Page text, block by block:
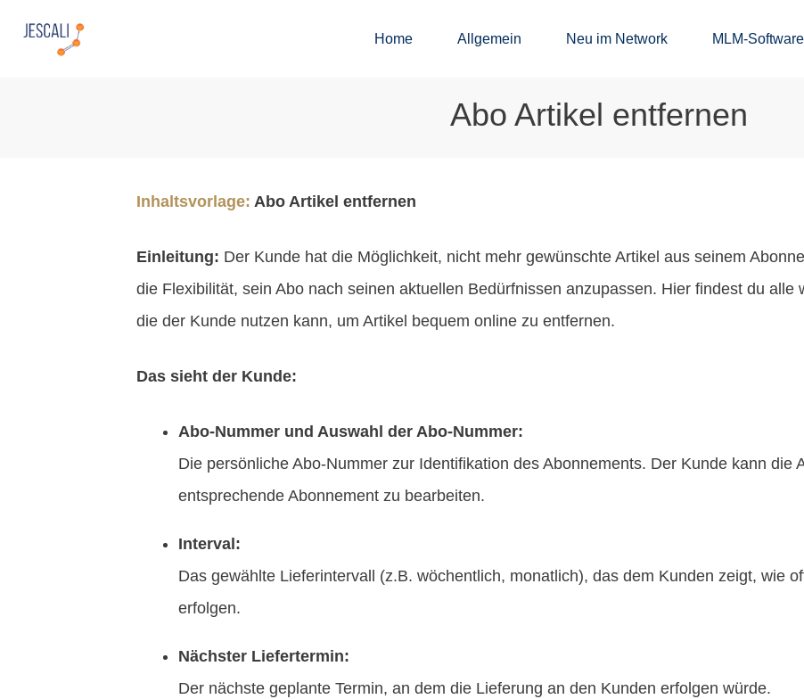
Home Allgemein Neu im Network MLM-Software
Abo Artikel entfernen
Inhaltsvorlage: Abo Artikel entfernen
Einleitung: Der Kunde hat die Möglichkeit, nicht mehr gewünschte Artikel aus seinem
die Flexibilität, sein Abo nach seinen aktuellen Bedürfnissen anzupassen. Hier findest du alle
die der Kunde nutzen kann, um Artikel bequem online zu entfernen.
Das sieht der Kunde:
Abo-Nummer und Auswahl der Abo-Nummer:
Die persönliche Abo-Nummer zur Identifikation des Abonnements. Der Kunde kann die
entsprechende Abonnement zu bearbeiten.
Interval:
Das gewählte Lieferintervall (z.B. wöchentlich, monatlich), das dem Kunden zeigt, wie
erfolgen.
Nächster Liefertermin:
Der nächste geplante Termin, an dem die Lieferung an den Kunden erfolgen würde.